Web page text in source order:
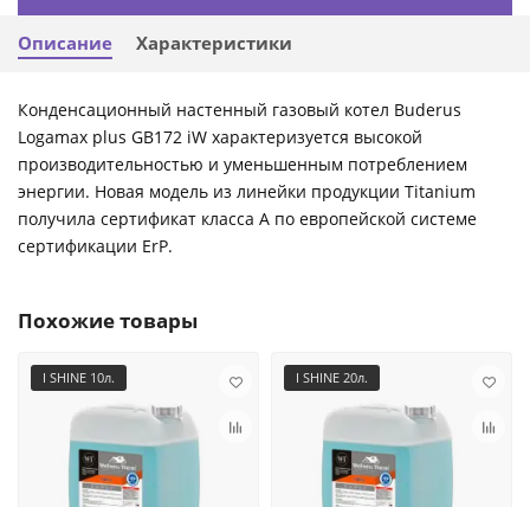
Описание Характеристики
Конденсационный настенный газовый котел Buderus
Logamax plus GB172 iW характеризуется высокой
производительностью и уменьшенным потреблением
энергии. Новая модель из линейки продукции Titanium
получила сертификат класса А по европейской системе
сертификации ErP.
Похожие товары
I SHINE 10л. I SHINE 20л.